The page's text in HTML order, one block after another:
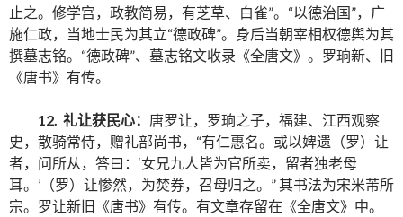
止之。修学宫，政教简易，有芝草、白雀”。“以德治国”，广
施仁政，当地士民为其立“德政碑”。身后当朝宰相权德舆为其
撰墓志铭。“德政碑”、墓志铭文收录《全唐文》。罗珦新、旧
《唐书》有传。
12. 礼让获民心： 唐罗让，罗珦之子，福建、江西观察
史，散骑常侍，赠礼部尚书，“有仁惠名。或以婢遗（罗）让
者，问所从，答曰：‘女兄九人皆为官所卖，留者独老母
耳。’（罗）让惨然，为焚券，召母归之。” 其书法为宋米芾所
宗。罗让新旧《唐书》有传。有文章存留在《全唐文》中。